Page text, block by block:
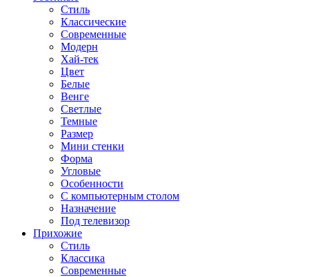
Стиль
Классические
Современные
Модерн
Хай-тек
Цвет
Белые
Венге
Светлые
Темные
Размер
Мини стенки
Форма
Угловые
Особенности
С компьютерным столом
Назначение
Под телевизор
Прихожие
Стиль
Классика
Современные